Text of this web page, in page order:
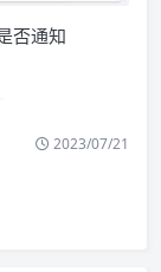
否通知
2023/07/21